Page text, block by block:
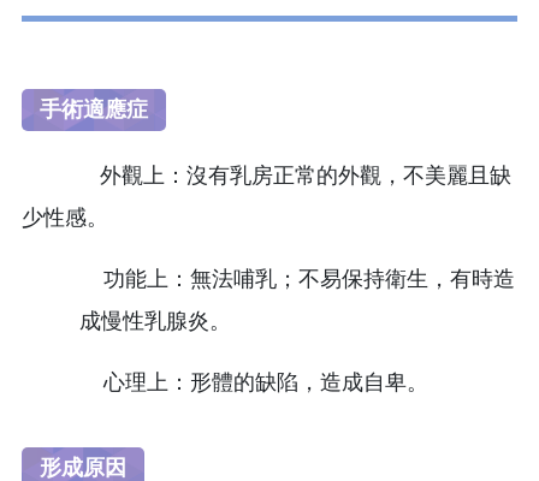
手術適應症
外觀上：沒有乳房正常的外觀，不美麗且缺
少性感。
功能上：無法哺乳；不易保持衛生，有時造
成慢性乳腺炎。
心理上：形體的缺陷，造成自卑。
形成原因